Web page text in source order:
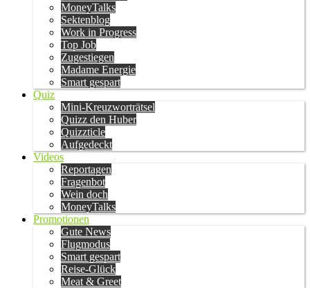
MoneyTalks
Sektenblog
Work in Progress
Top Job
Zugestiegen
Madame Energie
Smart gespart
Quiz
Mini-Kreuzworträtsel
Quizz den Huber
Quizzticle
Aufgedeckt
Videos
Reportagen
Fragenbot
Wein doch
MoneyTalks
Promotionen
Gute News
Flugmodus
Smart gespart
Reise-Glück
Meat & Greet